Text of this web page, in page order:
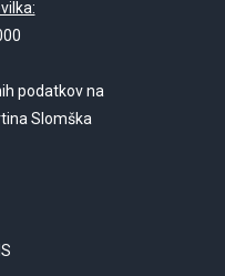
podatkov na
Slomška